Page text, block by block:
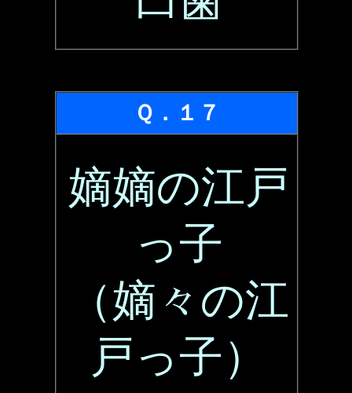
Ｑ．１７
嫡嫡の江戸
っ子
（嫡々の江
戸っ子）